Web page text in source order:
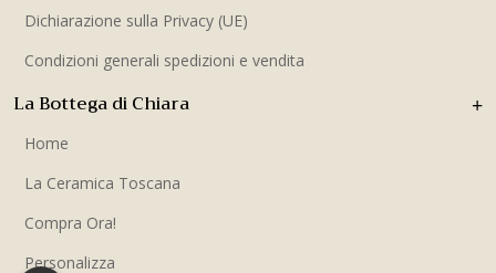
La Bottega di Chiara
Home
La Ceramica Toscana
Compra Ora!
Personalizza
Dichiarazione sulla Privacy (UE)
Condizioni generali spedizioni e vendita